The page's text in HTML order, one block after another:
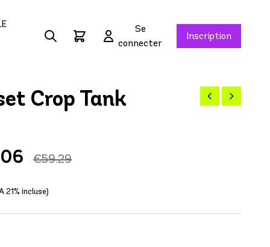
Se
connecter
Inscription
Crop Tank
€59.29
21% incluse)